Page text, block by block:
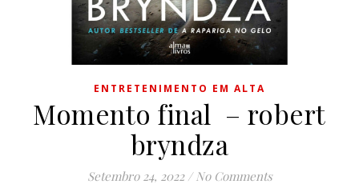
ENTRETENIMENTO EM ALTA
Momento final – robert
bryndza
Setembro 24, 2022 / No Comments